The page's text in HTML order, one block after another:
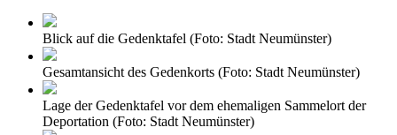
Blick auf die Gedenktafel (Foto: Stadt Neumünster)
Gesamtansicht des Gedenkorts (Foto: Stadt Neumünster)
Lage der Gedenktafel vor dem ehemaligen Sammelort der
Deportation (Foto: Stadt Neumünster)